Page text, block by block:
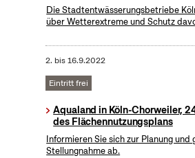
Die Stadtentwässerungsbetriebe
über Wetterextreme und Schutz
2. bis16.9.2022
Eintritt frei
Aqualand in Köln-Chorweiler,
des Flächennutzungsplans
Informieren Sie sich zur Planung und
Stellungnahme ab.